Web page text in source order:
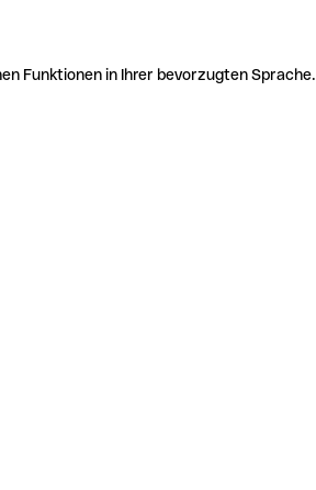
Funktionen in Ihrer bevorzugten Sprache.